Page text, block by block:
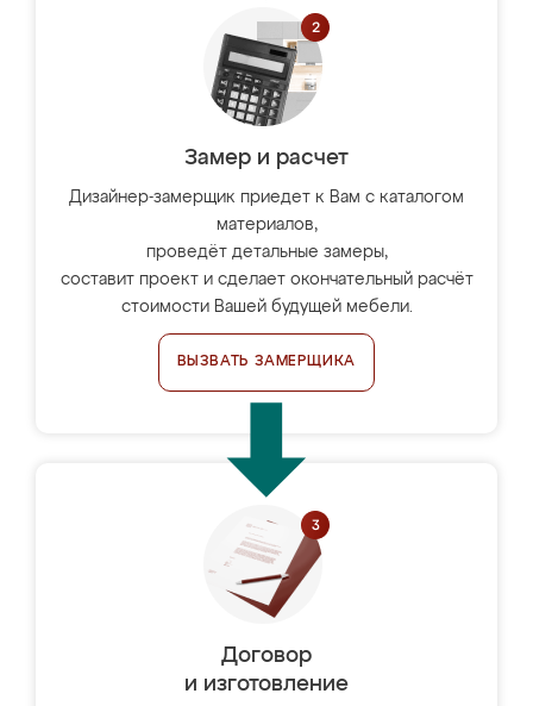
Замер и расчет
Дизайнер-замерщик приедет к Вам с каталогом
материалов,
проведёт детальные замеры,
составит проект и сделает окончательный расчёт
стоимости Вашей будущей мебели.
ВЫЗВАТЬ ЗАМЕРЩИКА
Договор
и изготовление